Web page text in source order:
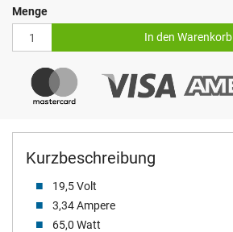
Kurzbeschreibung
19,5 Volt
3,34 Ampere
65,0 Watt
Menge
In den Warenkorb